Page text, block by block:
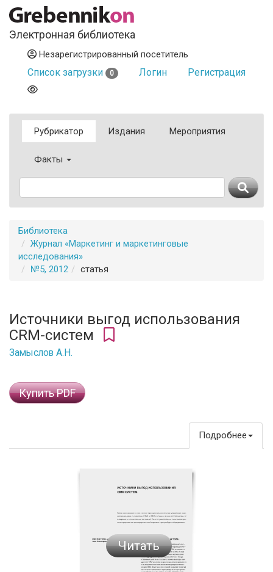
Электронная библиотека
Незарегистрированный посетитель
Список загрузки 0 Логин Регистрация
Рубрикатор Издания Мероприятия
Факты
Библиотека
Журнал «Маркетинг и маркетинговые
исследования»
№5, 2012
статья
Источники выгод использования
CRM-систем
Замыслов А.Н.
Купить PDF
Подробнее
Читать